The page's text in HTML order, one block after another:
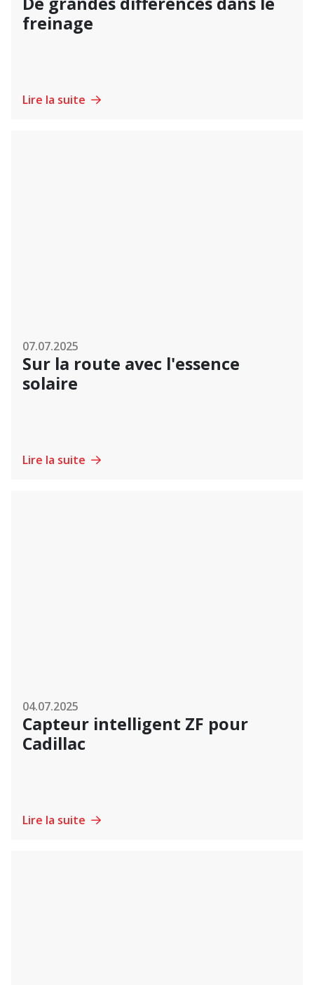
freinage
Lire la suite
07.07.2025
Sur la route avec l'essence
solaire
Lire la suite
04.07.2025
Capteur intelligent ZF pour
Cadillac
Lire la suite